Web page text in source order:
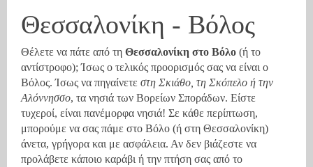
Θεσσαλονίκη - Βόλος
Θέλετε να πάτε από τη Θεσσαλονίκη στο Βόλο (ή το
αντίστροφο); Ίσως ο τελικός προορισμός σας να είναι ο
Βόλος. Ίσως να πηγαίνετε στη Σκιάθο, τη Σκόπελο ή την
Αλόννησσο, τα νησιά των Βορείων Σποράδων. Είστε
τυχεροί, είναι πανέμορφα νησιά! Σε κάθε περίπτωση,
μπορούμε να σας πάμε στο Βόλο (ή στη Θεσσαλονίκη)
άνετα, γρήγορα και με ασφάλεια. Αν δεν βιάζεστε να
προλάβετε κάποιο καράβι ή την πτήση σας από το